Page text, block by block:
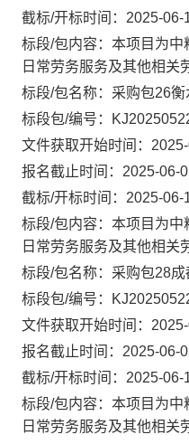
截标/开标时间：2025-06-
标段/包内容：本项目为
日常劳务服务及其他相关
标段/包名称：采购包26
标段包/编号：
文件获取开始时间：
报名截止时间：2025-06-
截标/开标时间：2025-06-
标段/包内容：本项目为
日常劳务服务及其他相关
标段/包名称：采购包28
标段包/编号：
文件获取开始时间：
报名截止时间：2025-06-
截标/开标时间：2025-06-
标段/包内容：本项目为
日常劳务服务及其他相关